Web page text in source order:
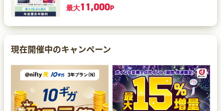
最大11,000P
現在開催中のキャンペーン